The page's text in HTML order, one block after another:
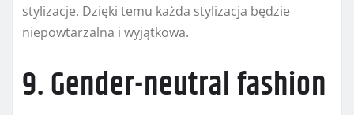
stylizacje. Dzięki temu każda stylizacja będzie
niepowtarzalna i wyjątkowa.
9. Gender-neutral fashion